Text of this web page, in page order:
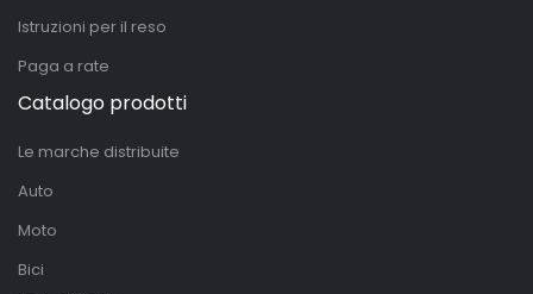
Istruzioni per il reso
Paga a rate
Catalogo prodotti
Le marche distribuite
Auto
Moto
Bici